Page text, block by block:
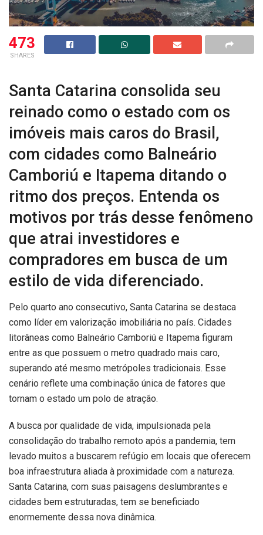
473
SHARES
Santa Catarina consolida seu
reinado como o estado com os
imóveis mais caros do Brasil,
com cidades como Balneário
Camboriú e Itapema ditando o
ritmo dos preços. Entenda os
motivos por trás desse fenômeno
que atrai investidores e
compradores em busca de um
estilo de vida diferenciado.
Pelo quarto ano consecutivo, Santa Catarina se destaca
como líder em valorização imobiliária no país. Cidades
litorâneas como Balneário Camboriú e Itapema figuram
entre as que possuem o metro quadrado mais caro,
superando até mesmo metrópoles tradicionais. Esse
cenário reflete uma combinação única de fatores que
tornam o estado um polo de atração.
A busca por qualidade de vida, impulsionada pela
consolidação do trabalho remoto após a pandemia, tem
levado muitos a buscarem refúgio em locais que oferecem
boa infraestrutura aliada à proximidade com a natureza.
Santa Catarina, com suas paisagens deslumbrantes e
cidades bem estruturadas, tem se beneficiado
enormemente dessa nova dinâmica.